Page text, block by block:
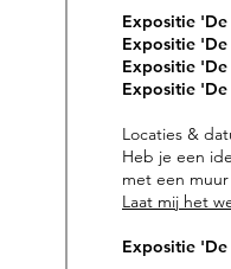
Expositie
Expositie
Expositie
Expositie
Locaties &
Heb je een
met een
Laat mij het
​Expositie